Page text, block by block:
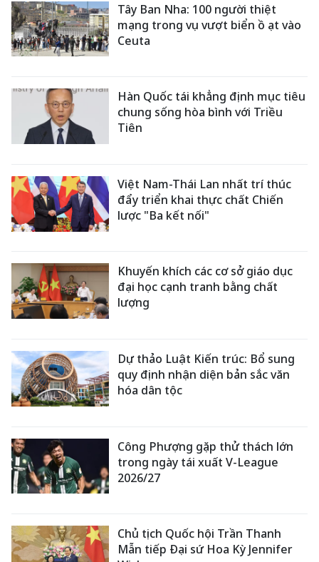
Tây Ban Nha: 100 người thiệt
mạng trong vụ vượt biển ồ ạt vào
Ceuta
Hàn Quốc tái khẳng định mục tiêu
chung sống hòa bình với Triều
Tiên
Việt Nam-Thái Lan nhất trí thúc
đẩy triển khai thực chất Chiến
lược "Ba kết nối"
Khuyến khích các cơ sở giáo dục
đại học cạnh tranh bằng chất
lượng
Dự thảo Luật Kiến trúc: Bổ sung
quy định nhận diện bản sắc văn
hóa dân tộc
Công Phượng gặp thử thách lớn
trong ngày tái xuất V-League
2026/27
Chủ tịch Quốc hội Trần Thanh
Mẫn tiếp Đại sứ Hoa Kỳ Jennifer